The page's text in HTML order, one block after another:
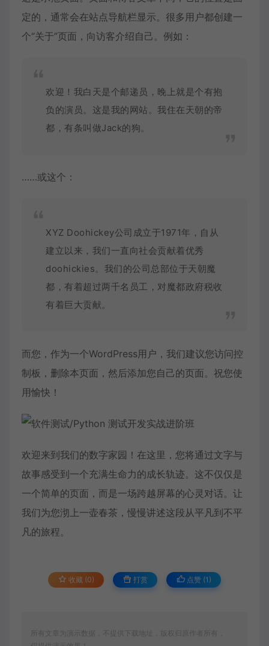
定的，通常会在站点导航栏显示。很多用户都创建一
个“关于”页面，向访客介绍自己。例如：
欢迎！我白天是个邮递员，晚上就是个有抱
负的演员。这是我的网站。我住在天朝的帝
都，有条叫做Jack的狗。
……或这个：
XYZ Doohickey公司成立于1971年，自从
建立以来，我们一直向社会贡献着优秀
doohickies。我们的公司总部位于天朝魔
都，有着超过两千名员工，对魔都政府税收
有着巨大贡献。
而您，作为一个WordPress用户，我们建议您访问控
制板 ，删除本页面，然后添加您自己的页面。祝您使
用愉快！
欢迎来到我们的数字家园！在这里，您将通过文字与
故事感受到一个充满生命力的成长轨迹。这不仅仅是
一个简单的页面，而是一场跨越屏幕的心灵对话。让
我们为您沏上一壶春茶，慢慢讲述这段从平凡到不平
凡的旅程。
收藏 (0) 打赏 点赞 (1 )
所有文章为演示数据，不提供下载地址，版权归原作者所有，